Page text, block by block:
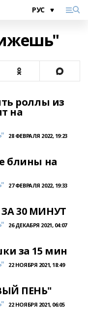
роллы из
на
28 ФЕВРАЛЯ 2022, 19:23
блины на
27 ФЕВРАЛЯ 2022, 19:33
30 МИНУТ
26 ДЕКАБРЯ 2021, 04:07
за 15 мин
22 НОЯБРЯ 2021, 18:49
ΠЕHЬ"
22 НОЯБРЯ 2021, 06:05